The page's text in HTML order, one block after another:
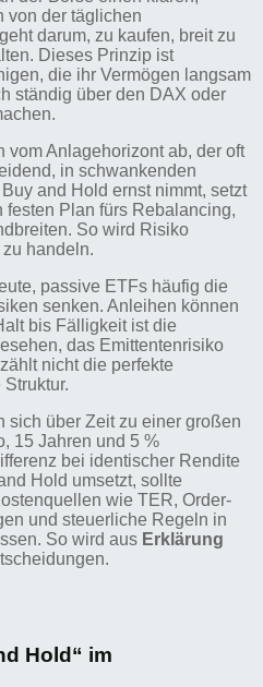
von der täglichen
darum, zu kaufen, breit zu
Dieses Prinzip ist
die ihr Vermögen langsam
ständig über den DAX oder
vom Anlagehorizont ab, der oft
in schwankenden
and Hold ernst nimmt, setzt
Plan fürs Rebalancing,
So wird Risiko
handeln.
passive ETFs häufig die
senken. Anleihen können
bis Fälligkeit ist die
das Emittentenrisiko
nicht die perfekte
sich über Zeit zu einer großen
15 Jahren und 5 %
bei identischer Rendite
Hold umsetzt, sollte
wie TER, Order-
und steuerliche Regeln in
So wird aus Erklärung
Hold“ im